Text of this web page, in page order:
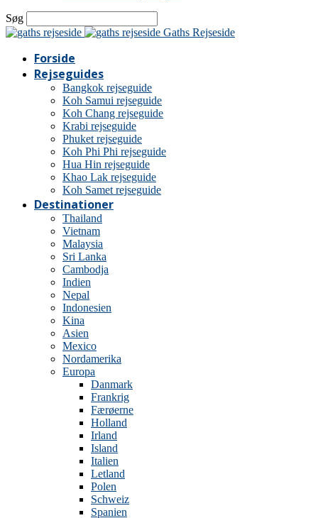
Søg
Gaths Rejseside
Forside
Rejseguides
Bangkok rejseguide
Koh Samui rejseguide
Koh Chang rejseguide
Krabi rejseguide
Phuket rejseguide
Koh Phi Phi rejseguide
Hua Hin rejseguide
Khao Lak rejseguide
Koh Samet rejseguide
Destinationer
Thailand
Vietnam
Malaysia
Sri Lanka
Cambodja
Indien
Nepal
Indonesien
Kina
Asien
Mexico
Nordamerika
Europa
Danmark
Frankrig
Færøerne
Holland
Irland
Island
Italien
Letland
Polen
Schweiz
Spanien